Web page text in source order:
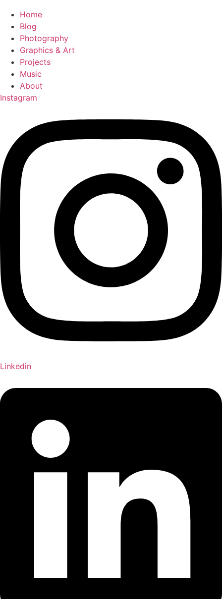
Home
Blog
Photography
Graphics & Art
Projects
Music
About
Instagram
Linkedin